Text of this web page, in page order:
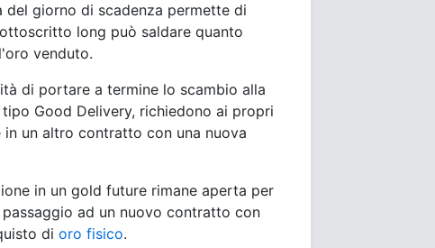
del giorno di scadenza permette di
long può saldare quanto
venduto.
di portare a termine lo scambio alla
Good Delivery, richiedono ai propri
un altro contratto con una nuova
in un gold future rimane aperta per
ad un nuovo contratto con
di oro fisico.